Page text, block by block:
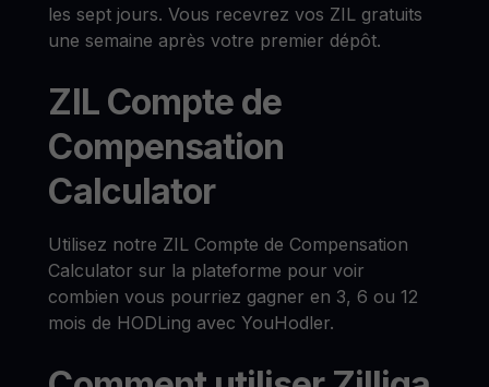
les sept jours. Vous recevrez vos ZIL gratuits
une semaine après votre premier dépôt.
ZIL Compte de
Compensation
Calculator
Utilisez notre ZIL Compte de Compensation
Calculator sur la plateforme pour voir
combien vous pourriez gagner en 3, 6 ou 12
mois de HODLing avec YouHodler.